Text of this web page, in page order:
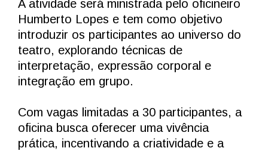
A atividade será ministrada pelo oficineiro
Humberto Lopes e tem como objetivo
introduzir os participantes ao universo do
teatro, explorando técnicas de
interpretação, expressão corporal e
integração em grupo.
Com vagas limitadas a 30 participantes, a
oficina busca oferecer uma vivência
prática, incentivando a criatividade e a